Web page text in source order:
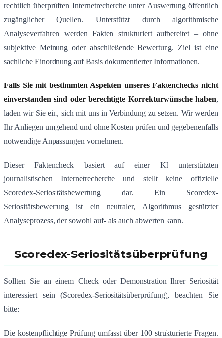
rechtlich überprüften Internetrecherche unter Auswertung öffentlich
zugänglicher Quellen. Unterstützt durch algorithmische
Analyseverfahren werden Fakten strukturiert aufbereitet – ohne
subjektive Meinung oder abschließende Bewertung. Ziel ist eine
sachliche Einordnung auf Basis dokumentierter Informationen.
Falls Sie mit bestimmten Aspekten unseres Faktenchecks nicht
einverstanden sind oder berechtigte Korrekturwünsche haben,
laden wir Sie ein, sich mit uns in Verbindung zu setzen. Wir werden
Ihr Anliegen umgehend und ohne Kosten prüfen und gegebenenfalls
notwendige Anpassungen vornehmen.
Dieser Faktencheck basiert auf einer KI unterstützten
journalistischen Internetrecherche und stellt keine offizielle
Scoredex-Seriositätsbewertung dar. Ein Scoredex-
Seriositätsbewertung ist ein neutraler, Algorithmus gestützter
Analyseprozess, der sowohl auf- als auch abwerten kann.
Scoredex-Seriositätsüberprüfung
Sollten Sie an einem Check oder Demonstration Ihrer Seriosität
interessiert sein (Scoredex-Seriositätsüberprüfung), beachten Sie
bitte:
Die kostenpflichtige Prüfung umfasst über 100 strukturierte Fragen.